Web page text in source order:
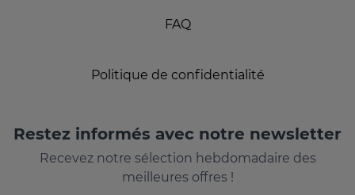
FAQ
Politique de confidentialité
Restez informés avec notre newsletter
Recevez notre sélection hebdomadaire des
meilleures offres !